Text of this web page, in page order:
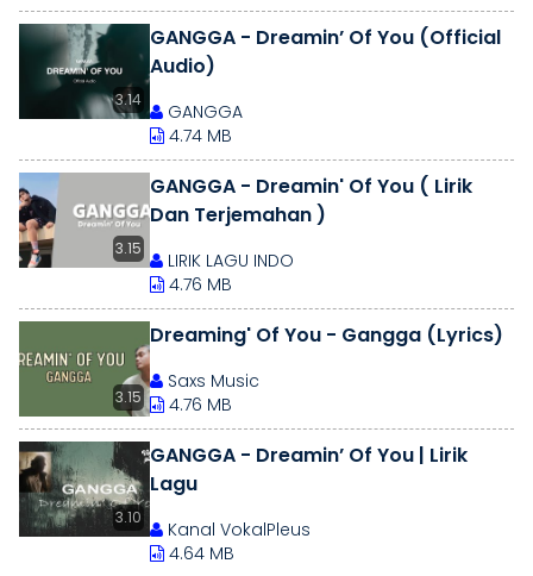
3.14
GANGGA - Dreamin’ Of You (Official
Audio)
GANGGA
4.74 MB
3.15
GANGGA - Dreamin' Of You ( Lirik
Dan Terjemahan )
LIRIK LAGU INDO
4.76 MB
3.15
Dreaming' Of You - Gangga (Lyrics)
Saxs Music
4.76 MB
3.10
GANGGA - Dreamin’ Of You | Lirik
Lagu
Kanal VokalPleus
4.64 MB